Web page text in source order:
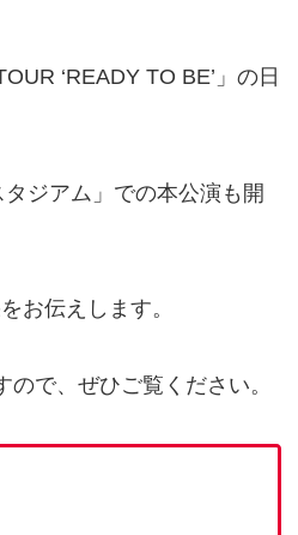
‘READY TO BE’」の日
ジアム」での本公演も開
お伝えします。
で、ぜひご覧ください。